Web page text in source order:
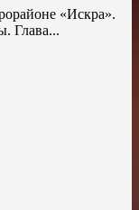
«Искра».
Глава...